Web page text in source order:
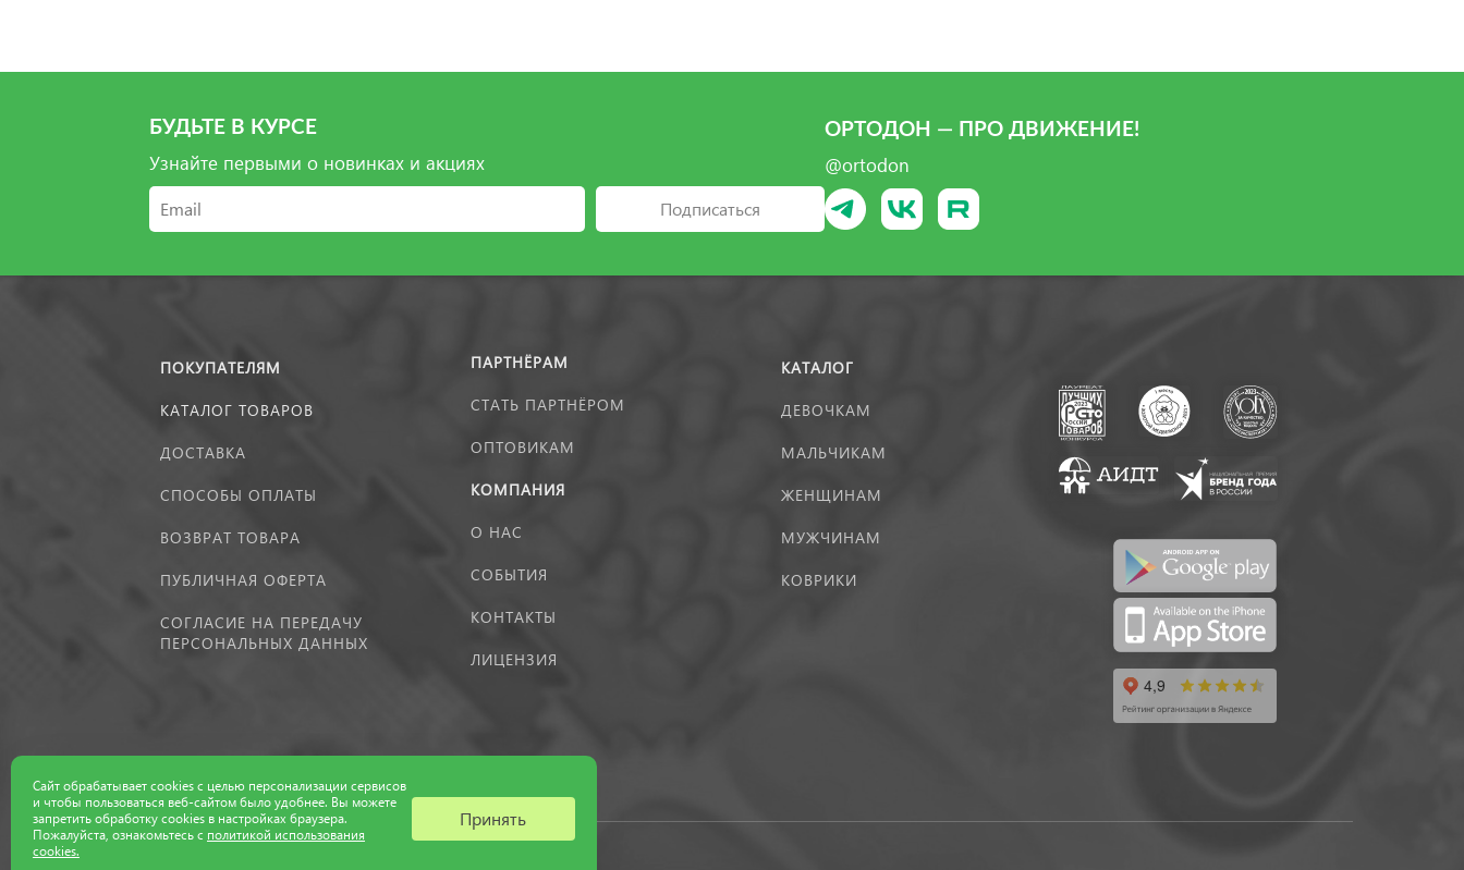
БУДЬТЕ В КУРСЕ
Узнайте первыми о новинках и акциях
Подписаться
ОРТОДОН — ПРО ДВИЖЕНИЕ!
@ortodon
ПОКУПАТЕЛЯМ
КАТАЛОГ ТОВАРОВ
ДОСТАВКА
СПОСОБЫ ОПЛАТЫ
ВОЗВРАТ ТОВАРА
ПУБЛИЧНАЯ ОФЕРТА
СОГЛАСИЕ НА ПЕРЕДАЧУ
ПЕРСОНАЛЬНЫХ ДАННЫХ
ПАРТНЁРАМ
СТАТЬ ПАРТНЁРОМ
ОПТОВИКАМ
КОМПАНИЯ
О НАС
СОБЫТИЯ
КОНТАКТЫ
ЛИЦЕНЗИЯ
КАТАЛОГ
ДЕВОЧКАМ
МАЛЬЧИКАМ
ЖЕНЩИНАМ
МУЖЧИНАМ
КОВРИКИ
Сайт обрабатывает cookies с целью персонализации сервисов
и чтобы пользоваться веб-сайтом было удобнее. Вы можете
запретить обработку сookies в настройках браузера.
Пожалуйста, ознакомьтесь с политикой использования
cookies.
Принять